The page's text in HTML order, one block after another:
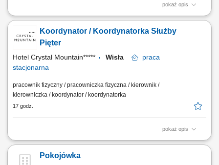
pokaż opis
Kompleksowe realizowanie procedur przyjazdu oraz wyjazdu gości
poziom satysfakcji gości poprzez udzielanie informacji o obiekcie i
okolicznych atrakcjach. Przyjmowanie, ewidencjonowanie i
Koordynator / Koordynatorka Służby
Pięter
Hotel Crystal Mountain***** Wisła
praca
stacjonarna
pracownik fizyczny / pracowniczka fizyczna / kierownik /
kierowniczka / koordynator / koordynatorka
17 godz.
pokaż opis
Zakres obowiązków: Dbanie o najwyższy standard czystości i
pokoi przed przyjazdem gości; Koordynacja pracy zespołu pokojowych i
Pokojówka